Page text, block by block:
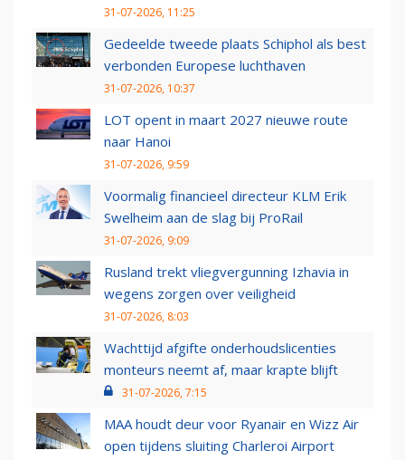
31-07-2026, 11:25
Gedeelde tweede plaats Schiphol als best
verbonden Europese luchthaven
31-07-2026, 10:37
LOT opent in maart 2027 nieuwe route
naar Hanoi
31-07-2026, 9:59
Voormalig financieel directeur KLM Erik
Swelheim aan de slag bij ProRail
31-07-2026, 9:09
Rusland trekt vliegvergunning Izhavia in
wegens zorgen over veiligheid
31-07-2026, 8:03
Wachttijd afgifte onderhoudslicenties
monteurs neemt af, maar krapte blijft
31-07-2026, 7:15
MAA houdt deur voor Ryanair en Wizz Air
open tijdens sluiting Charleroi Airport